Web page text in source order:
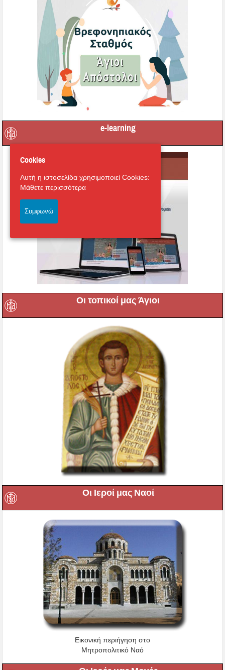
e-learning
Οι τοπικοί μας Άγιοι
Οι Ιεροί μας Ναοί
Εικονική περιήγηση στο
Μητροπολιτικό Ναό
Cookies
Αυτή η ιστοσελίδα χρησιμοποιεί Cookies:
Μάθετε περισσότερα
Συμφωνώ